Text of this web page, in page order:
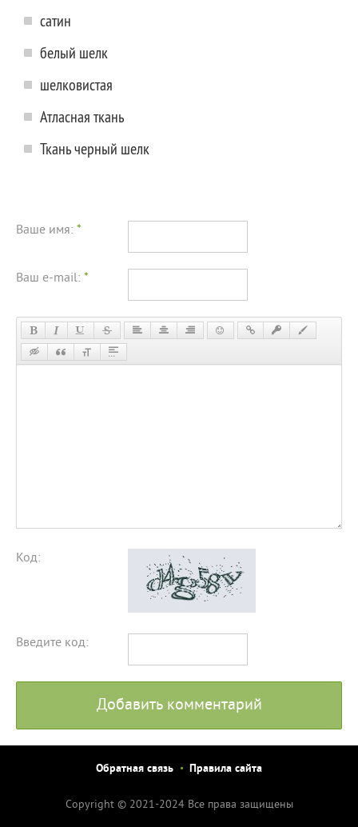
сатин
белый шелк
шелковистая
Атласная ткань
Ткань черный шелк
Ваше имя: *
Ваш e-mail: *
Код:
Введите код:
Добавить комментарий
Обратная связь Правила сайта
Copyright © 2021-2024 Все права защищены